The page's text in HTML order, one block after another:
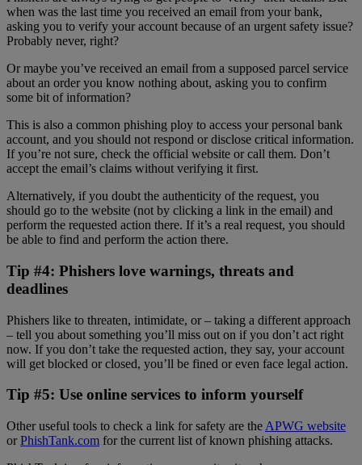
when was the last time you received an email from your bank,
asking you to verify your account because of an urgent safety issue?
Probably never, right?
Or maybe you’ve received an email from a supposed parcel service
about an order you know nothing about, asking you to confirm
some bit of information?
This is also a common phishing ploy to access your personal bank
account, and you should not respond or disclose critical information.
If you’re not sure, check the official website or call them. Don’t
accept the email’s claims without verifying it first.
Alternatively, if you doubt the authenticity of the request, you
should go to the website (not by clicking a link in the email) and
perform the requested action there. If it’s a real request, you should
be able to find and perform the action there.
Tip #4: Phishers love warnings, threats and
deadlines
Phishers like to threaten, intimidate, or – taking a different approach
– tell you about something you’ll miss out on if you don’t act right
now. If you don’t take the requested action, they say, your account
will get blocked or closed, you’ll be fined or even face legal action.
Tip #5: Use online services to inform yourself
Other useful tools to check a link for safety are the APWG website
orPhishTank.com for the current list of known phishing attacks.